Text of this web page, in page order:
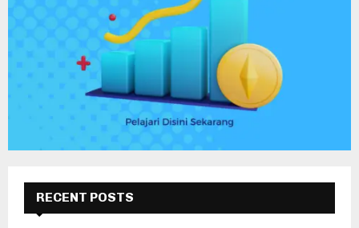
RECENT POSTS